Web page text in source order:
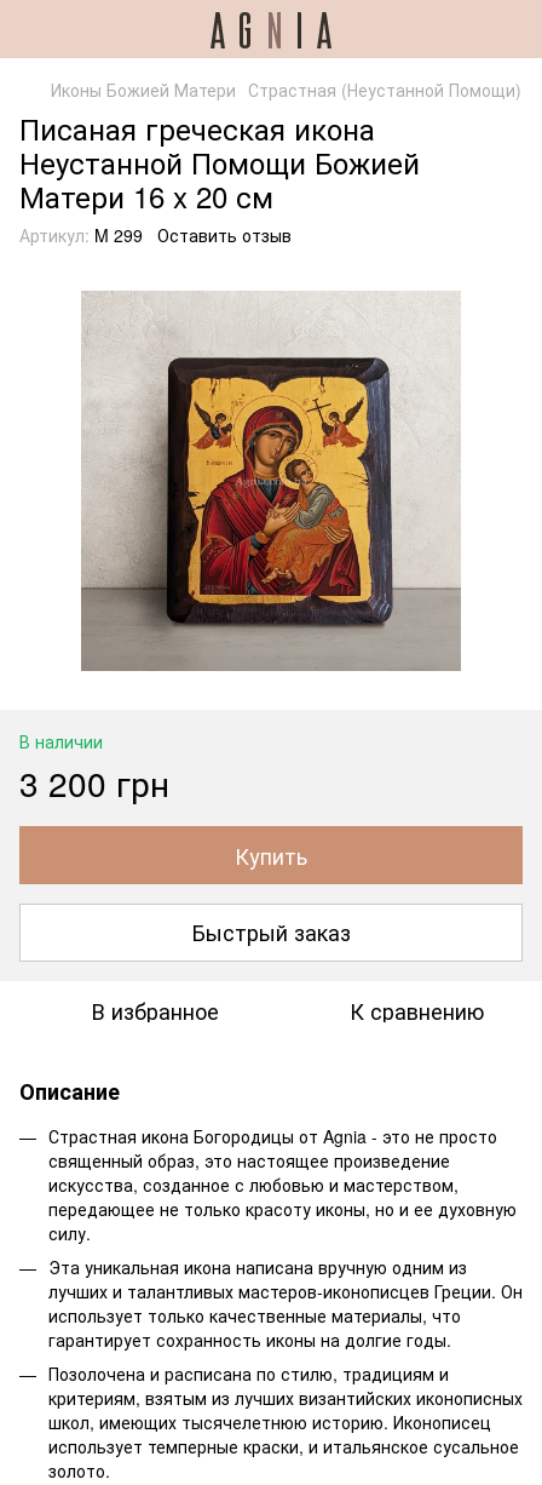
Иконы Божией Матери Страстная (Неустанной Помощи)
Писаная греческая икона
Неустанной Помощи Божией
Матери 16 x 20 см
Артикул: M 299 Оставить отзыв
В наличии
3 200 грн
Купить
Быстрый заказ
В избранное К сравнению
Описание
Страстная икона Богородицы от Agnia - это не просто
священный образ, это настоящее произведение
искусства, созданное с любовью и мастерством,
передающее не только красоту иконы, но и ее духовную
силу.
Эта уникальная икона написана вручную одним из
лучших и талантливых мастеров-иконописцев Греции. Он
использует только качественные материалы, что
гарантирует сохранность иконы на долгие годы.
Позолочена и расписана по стилю, традициям и
критериям, взятым из лучших византийских иконописных
школ, имеющих тысячелетнюю историю. Иконописец
использует темперные краски, и итальянское сусальное
золото.